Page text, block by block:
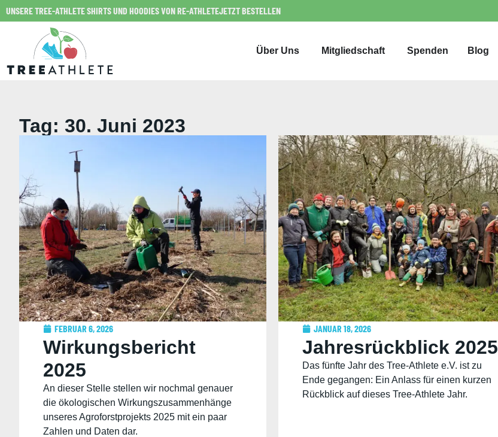
UNSERE TREE-ATHLETE SHIRTS UND HOODIES VON RE-ATHLETEJETZT BESTELLEN
Über Uns Mitgliedschaft Spenden Blog
Tag: 30. Juni 2023
FEBRUAR 6, 2026
Wirkungsbericht
2025
An dieser Stelle stellen wir nochmal genauer
die ökologischen Wirkungszusammenhänge
unseres Agroforstprojekts 2025 mit ein paar
Zahlen und Daten dar.
JANUAR 18, 2026
Jahresrückblick 2025
Das fünfte Jahr des Tree-Athlete e.V. ist zu
Ende gegangen: Ein Anlass für einen kurzen
Rückblick auf dieses Tree-Athlete Jahr.